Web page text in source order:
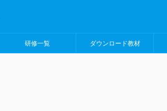
研修一覧 ダウンロード教材